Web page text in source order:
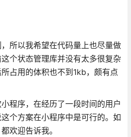
所以我希望在代码量上也尽量做
个状态管理库并没有太多很复杂
占用的体积也不到1kb，颇有点
程序，在经历了一段时间的用户
个方案在小程序中是可行的。如
欢迎告诉我。